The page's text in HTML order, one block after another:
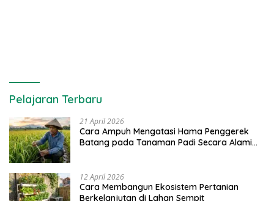
Pelajaran Terbaru
21 April 2026
Cara Ampuh Mengatasi Hama Penggerek
Batang pada Tanaman Padi Secara Alami
12 April 2026
Cara Membangun Ekosistem Pertanian
Berkelanjutan di Lahan Sempit